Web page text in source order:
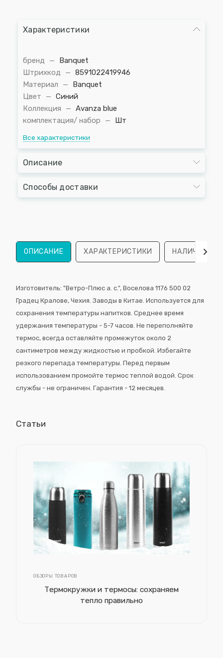
Характеристики
бренд —
Banquet
Штрихкод
— 8591022419946
Материал
—
Banquet
Цвет
— Синий
Коллекция
— Avanza blue
комплектация/ набор
— Шт
Все характеристики
Описание
Способы доставки
ОПИСАНИЕ ХАРАКТЕРИСТИКИ НАЛИЧИЕ
Изготовитель: "Ветро-Плюс a. с.", Воселова 1176 500 02
Градец Кралове, Чехия. Заводы в Китае. Используется для
сохранения температуры напитков. Среднее время
удержания температуры - 5-7 часов. Не переполняйте
термос, всегда оставляйте промежуток около 2
сантиметров между жидкостью и пробкой. Избегайте
резкого перепада температуры. Перед первым
использованием промойте термос теплой водой. Срок
службы - не ограничен. Гарантия - 12 месяцев.
Статьи
ОБЗОРЫ ТОВАРОВ
Термокружки и термосы: сохраняем
тепло правильно